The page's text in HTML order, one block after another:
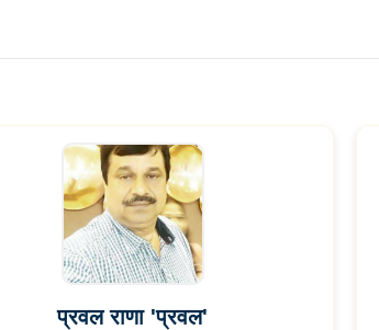
प्रवल राणा 'प्रवल'